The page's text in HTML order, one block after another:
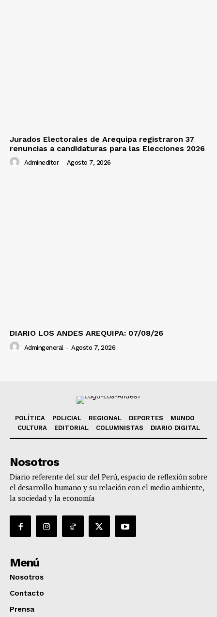
Jurados Electorales de Arequipa registraron 37
renuncias a candidaturas para las Elecciones 2026
Admineditor - Agosto 7, 2026
DIARIO LOS ANDES AREQUIPA: 07/08/26
Admingeneral - Agosto 7, 2026
POLÍTICA POLICIAL REGIONAL DEPORTES
MUNDO
CULTURA
EDITORIAL COLUMNISTAS DIARIO DIGITAL
Nosotros
Diario referente del sur del Perú, espacio de reflexión sobre
el desarrollo humano y su relación con el medio ambiente,
la sociedad y la economía
Menú
Nosotros
Contacto
Prensa